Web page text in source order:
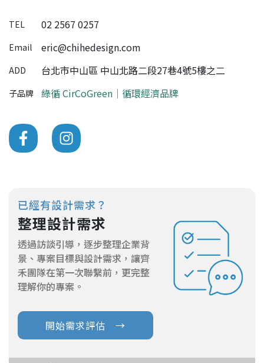
TEL 02 2567 0257
Email eric@chihedesign.com
ADD 台北市中山區 中山北路二段27巷4號5樓之二
子品牌 綠循 CirCoGreen｜循環經濟品牌
已經有設計需求？
整理設計需求
透過訪談引導，逐步整理企業背
景、專案目標與設計需求，讓齊
禾團隊在第一次聯繫前，更完整
理解你的專案。
開始需求評估 →